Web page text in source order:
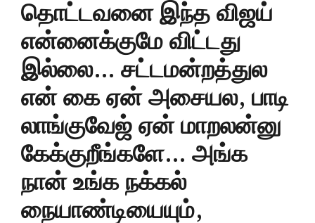
தொட்டவனை இந்த விஜய்
என்னைக்குமே விட்டது
இல்லை… சட்டமன்றத்துல
என் கை ஏன் அசையல, பாடி
லாங்குவேஜ் ஏன் மாறலன்னு
கேக்குறீங்களே… அங்க
நான் உங்க நக்கல்
நையாண்டியையும்,